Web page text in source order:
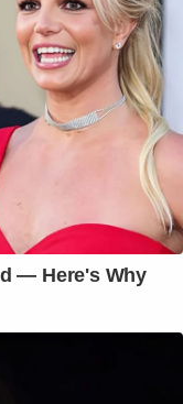
— Here's Why